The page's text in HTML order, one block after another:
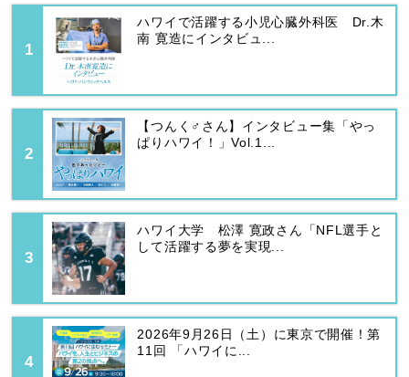
ハワイで活躍する小児心臓外科医 Dr.木
南 寛造にインタビュ...
【つんく♂さん】インタビュー集「やっ
ぱりハワイ！」Vol.1...
ハワイ大学 松澤 寛政さん「NFL選手と
して活躍する夢を実現...
2026年9月26日（土）に東京で開催！第
11回 「ハワイに...